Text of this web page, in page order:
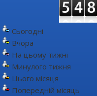
Сьогодні
Вчора
На цьому тижні
Минулого тижня
Цього місяця
Попередній місяць